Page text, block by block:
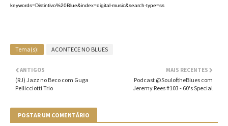
keywords=Distintivo%20Blue&index=digital-music&search-type=ss
Tema(s): ACONTECE NO BLUES
MAIS RECENTES
Podcast @SouloftheBlues com
Jeremy Rees #103 - 60's Special
ANTIGOS
(RJ) Jazz no Beco com Guga
Pellicciotti Trio
POSTAR UM COMENTÁRIO